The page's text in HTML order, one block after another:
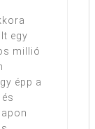
egy
millió
épp a